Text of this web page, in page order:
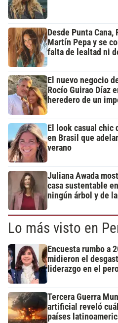
Desde Punta
Martín Pepa y se
falta de lealtad ni
El nuevo negocio
Rocío Guirao Díaz
heredero de un
El look casual chic
en Brasil que
verano
Juliana Awada
casa sustentable
ningún árbol y de
Lo más visto en
Encuesta rumbo a
midieron el
liderazgo en el
Tercera Guerra
artificial reveló
países